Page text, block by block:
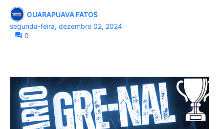
GUARAPUAVA FATOS
segunda-feira, dezembro 02, 2024
0